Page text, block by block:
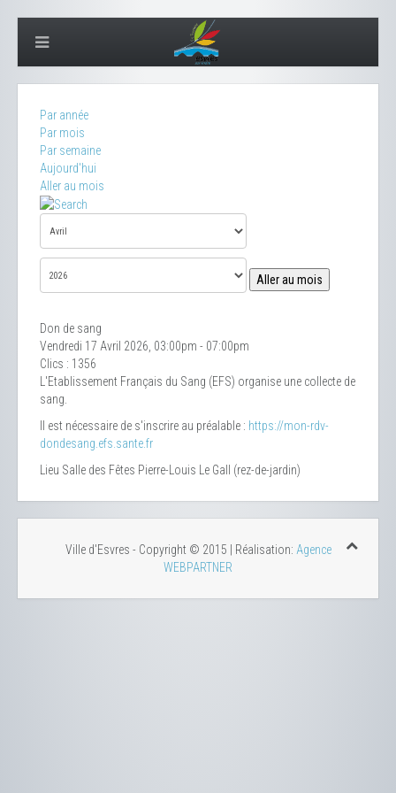
Par année
Par mois
Par semaine
Aujourd'hui
Aller au mois
Aller au mois
Don de sang
Vendredi 17 Avril 2026, 03:00pm - 07:00pm
Clics : 1356
L'Etablissement Français du Sang (EFS) organise une collecte de
sang.
Il est nécessaire de s'inscrire au préalable : https://mon-rdv-
dondesang.efs.sante.fr
Lieu Salle des Fêtes Pierre-Louis Le Gall (rez-de-jardin)
Ville d'Esvres - Copyright © 2015 | Réalisation: Agence
WEBPARTNER